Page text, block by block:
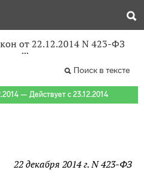
от 22.12.2014 N 423-ФЗ
Поиск в тексте
— Действует с 23.12.2014
22 декабря 2014 г. N 423-ФЗ